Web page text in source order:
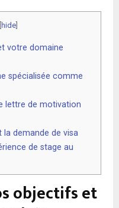
hide
votre domaine
spécialisée comme
lettre de motivation
la demande de visa
de stage au
objectifs et